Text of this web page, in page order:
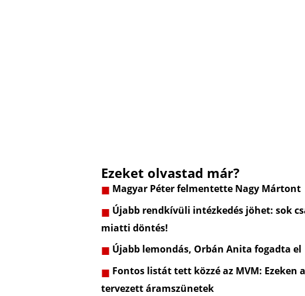
Ezeket olvastad már?
Magyar Péter felmentette Nagy Mártont
Újabb rendkívüli intézkedés jöhet: sok
miatti döntés!
Újabb lemondás, Orbán Anita fogadta el
Fontos listát tett közzé az MVM: Ezeken
tervezett áramszünetek